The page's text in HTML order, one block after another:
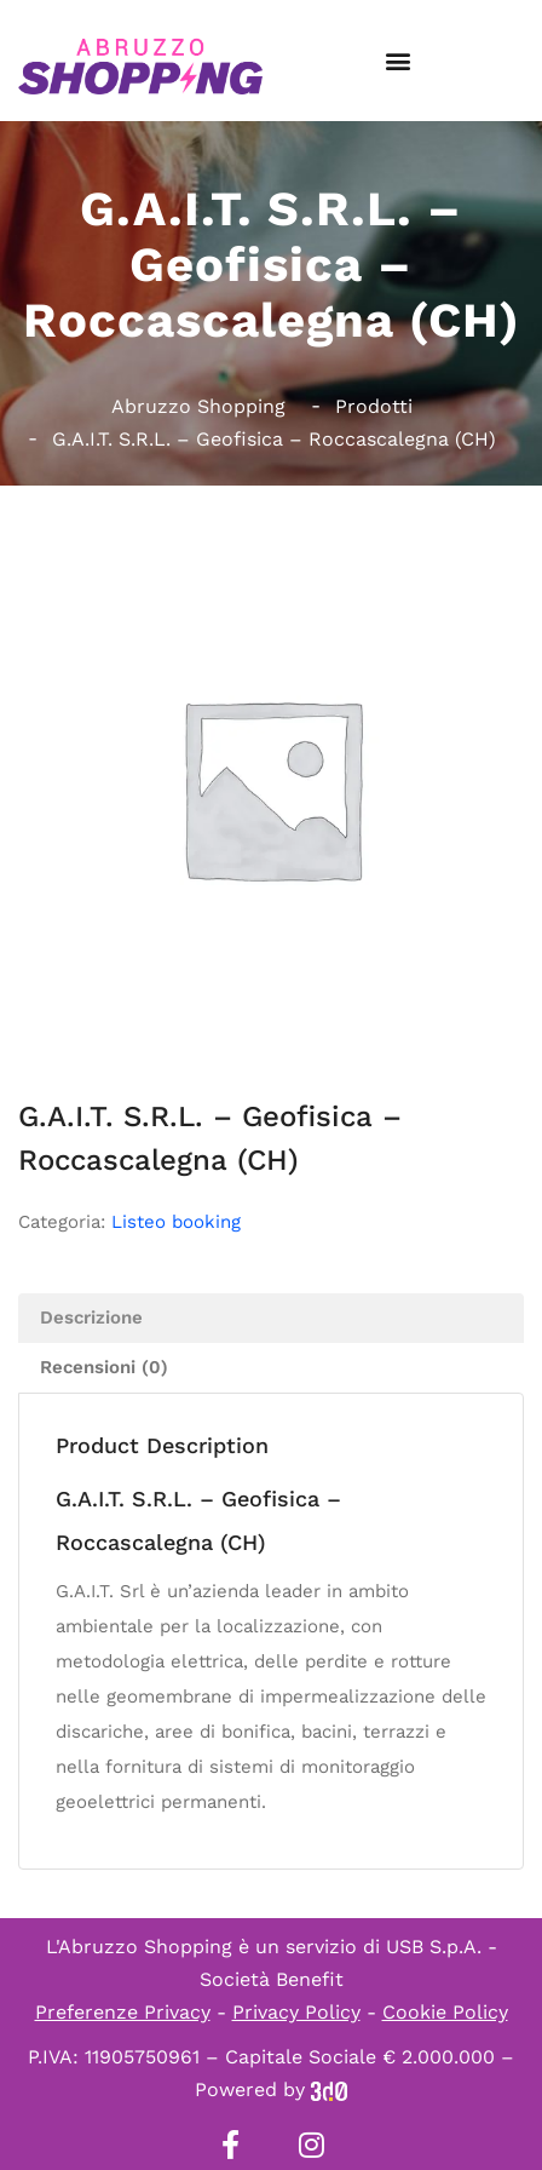
G.A.I.T. S.R.L. –
Geofisica –
Roccascalegna (CH)
Abruzzo Shopping
Prodotti
G.A.I.T. S.R.L. – Geofisica – Roccascalegna (CH)
G.A.I.T. S.R.L. – Geofisica –
Roccascalegna (CH)
Categoria: Listeo booking
Descrizione
Recensioni (0)
Product Description
G.A.I.T. S.R.L. – Geofisica –
Roccascalegna (CH)
G.A.I.T. Srl è un’azienda leader in ambito
ambientale per la localizzazione, con
metodologia elettrica, delle perdite e rotture
nelle geomembrane di impermealizzazione delle
discariche, aree di bonifica, bacini, terrazzi e
nella fornitura di sistemi di monitoraggio
geoelettrici permanenti.
L'Abruzzo Shopping è un servizio di USB S.p.A. -
Società Benefit
Preferenze Privacy- Privacy Policy- Cookie Policy
P.IVA: 11905750961 – Capitale Sociale € 2.000.000 –
Powered by